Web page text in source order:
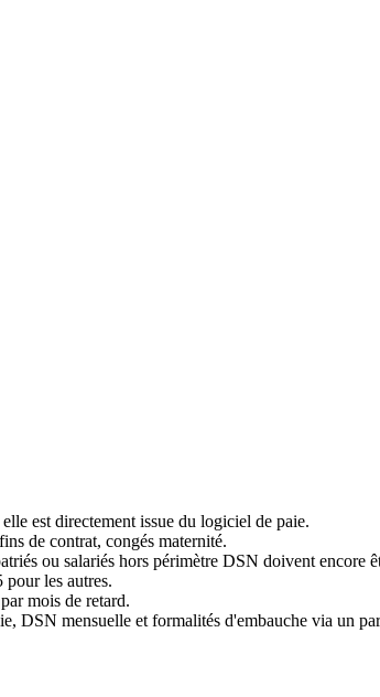
est directement issue du logiciel de paie.
de contrat, congés maternité.
ou salariés hors périmètre DSN doivent encore
les autres.
mois de retard.
DSN mensuelle et formalités d'embauche via un